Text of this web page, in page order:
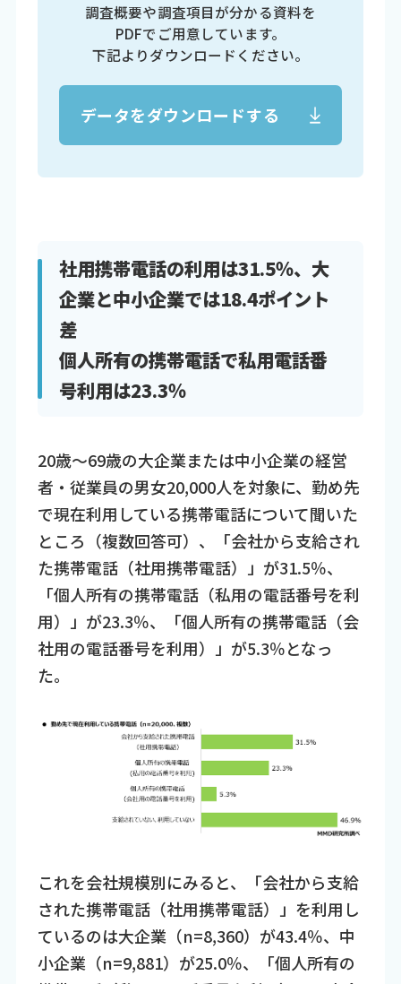
調査概要や調査項目が分かる資料を
PDFでご用意しています。
下記よりダウンロードください。
データをダウンロードする
社用携帯電話の利用は31.5％、大
企業と中小企業では18.4ポイント
差
個人所有の携帯電話で私用電話番
号利用は23.3％
20歳～69歳の大企業または中小企業の経営
者・従業員の男女20,000人を対象に、勤め先
で現在利用している携帯電話について聞いた
ところ（複数回答可）、「会社から支給され
た携帯電話（社用携帯電話）」が31.5％、
「個人所有の携帯電話（私用の電話番号を利
用）」が23.3％、「個人所有の携帯電話（会
社用の電話番号を利用）」が5.3％となっ
た。
これを会社規模別にみると、「会社から支給
された携帯電話（社用携帯電話）」を利用し
ているのは大企業（n=8,360）が43.4％、中
小企業（n=9,881）が25.0％、「個人所有の